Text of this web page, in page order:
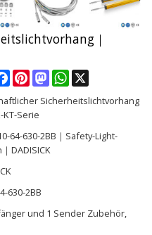
｜
FacebookPinterestMastodonWhatsApp
Sicherheitslichtvorhang
KT-Serie
64-630-2BB｜Safety-Light-
DADISICK
630-2BB
und 1 Sender Zubehör,